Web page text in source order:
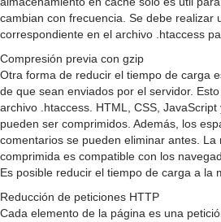
cambian con frecuencia. Se debe realizar
correspondiente en el archivo .htaccess
Compresión previa con gzip
Otra forma de reducir el tiempo de carga
de que sean enviados por el servidor.
archivo .htaccess. HTML, CSS,
pueden ser comprimidos. Además, los
comentarios se pueden eliminar antes.
comprimida es compatible con los
Es posible reducir el tiempo de carga a la
Reducción de peticiones HTTP
Cada elemento de la página es una